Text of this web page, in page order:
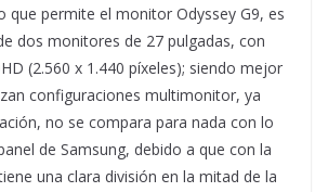
que permite el monitor Odyssey G9, es
dos monitores de 27 pulgadas, con
(2.560 x 1.440 píxeles); siendo mejor
configuraciones multimonitor, ya
no se compara para nada con lo
de Samsung, debido a que con la
una clara división en la mitad de la